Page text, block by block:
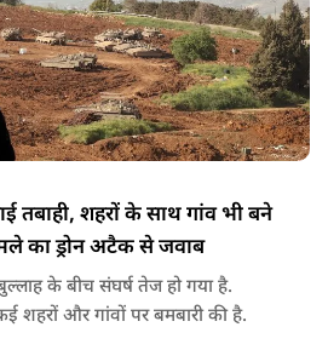
तबाही, शहरों के साथ गांव भी बने
का ड्रोन अटैक से जवाब
के बीच संघर्ष तेज हो गया है.
शहरों और गांवों पर बमबारी की है.